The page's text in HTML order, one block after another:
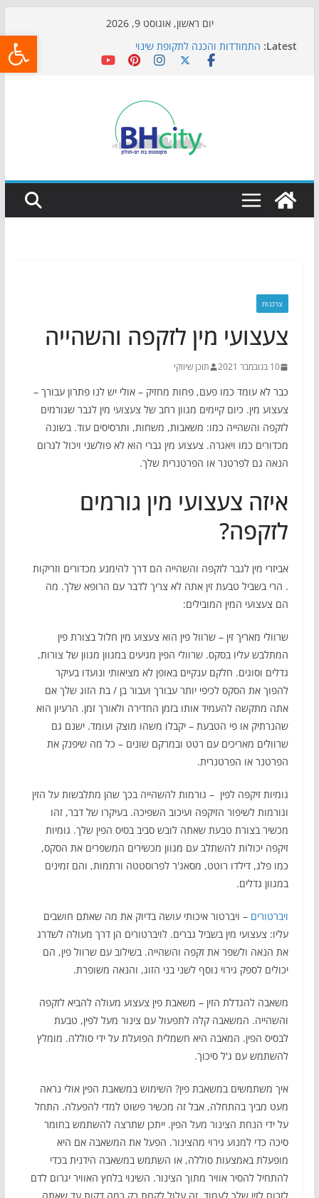
יום ראשון, אוגוסט 9, 2026
Latest: התמודדות והכנה לתקופת שינוי
אי ההרפתקאות ממשיך לכבוש את הגינות: מאות משפחות
כדורגל באווירה מיוחדת: הקרנת גמר המונדיאל בטרמינל
הקיץ של בני הנוער בבת־ים: חוף הריביירה הופך למרחב
בטוח בשעות הערב
צרכנות
צעצועי מין לזקפה והשהייה
10 בנובמבר 2021 תוכן שיווקי
כבר לא עומד כמו פעם, פחות מחזיק – אולי יש לנו פתרון עבורך –
צעצוע מין. כיום קיימים מגוון רחב של צעצועי מין לגבר שגורמים
לזקפה והשהייה כמו: משאבות, משחות, ותרסיסים עוד. בשונה
מכדורים כמו ויאגרה. צעצוע מין גברי הוא לא פולשני ויכול לגרום
הנאה גם לפרטנר או הפרטנרית שלך.
איזה צעצועי מין גורמים
לזקפה?
אביזרי מין לגבר לזקפה והשהייה הם דרך להימנע מכדורים וזריקות
. הרי בשביל טבעת זין אתה לא צריך לדבר עם הרופא שלך. מה
הם צעצועי המין המובילים:
שרוולי מאריך זין – שרוול פין הוא צעצוע מין חלול בצורת פין
המתלבש עליו בסקס. שרוולי הפין מגיעים במגוון מגוון של צורות,
גדלים וסוגים. חלקם ענקיים באופן לא מציאותי ונועדו בעיקר
להפוך את הסקס לכיפי יותר עבורך ועבור בן / בת הזוג שלך אם
אתה מתקשה להעמיד אותו בזמן החדירה ולאורך זמן. הרעיון הוא
שהנרתיק או פי הטבעת – יקבלו משהו מוצק ועומד. ישנם גם
שרוולים מאריכים עם רטט ובמרקם שונים – כל מה שיפנק את
הפרטנר או הפרטנרית.
גומיות זיקפה לפין – גורמות להשהייה בכך שהן מתלבשות על הזין
וגורמות לשיפור הזיקפה ועיכוב השפיכה. בעיקרו של דבר, זהו
מכשיר בצורת טבעת שאתה לובש סביב בסיס הפין שלך. גומיות
זיקפה יכולות להשתלב עם מגוון מכשירים המשפרים את הסקס,
כמו פלג, דילדו רוטט, מסאג'ר לפרוסטטה ורתמות, והם זמינים
במגוון גדלים.
ויברטורים – ויברטור איכותי עושה בדיוק את מה שאתם חושבים
עליו: צעצועי מין בשביל גברים. לויברטורים הן דרך מעולה לשדרג
את הנאה ולשפר את זקפה והשהייה. בשילוב עם שרוול פין, הם
יכולים לספק גירוי נוסף לשני בני הזוג, והנאה משופרת.
משאבה להגדלת הזין – משאבת פין צעצוע מעולה להביא לזקפה
והשהייה. המשאבה קלה לתפעול עם צינור מעל לפין, טבעת
לבסיס הפין. המאבה היא חשמלית הפועלת על ידי סוללה. מומלץ
להשתמש עם ג'ל סיכוך.
איך משתמשים במשאבת פין? השימוש במשאבת הפין אולי נראה
מעט מביך בהתחלה, אבל זה מכשיר פשוט למדי להפעלה. התחל
על ידי הנחת הצינור מעל הפין. ייתכן שתרצה להשתמש בחומר
סיכה כדי למנוע גירוי מהצינור. הפעל את המשאבה אם היא
מופעלת באמצעות סוללה, או השתמש במשאבה הידנית בכדי
להתחיל להסיר אוויר מתוך הצינור. השינוי בלחץ האוויר יגרום לדם